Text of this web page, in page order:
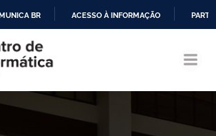
CONTEÚDO
BR ACESSO À INFORMAÇÃO